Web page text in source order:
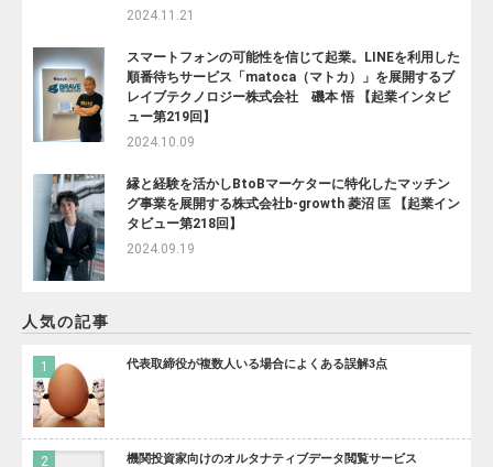
2024.11.21
スマートフォンの可能性を信じて起業。LINEを利用した
順番待ちサービス「matoca（マトカ）」を展開するブ
レイブテクノロジー株式会社 磯本 悟 【起業インタビ
ュー第219回】
2024.10.09
縁と経験を活かしBtoBマーケターに特化したマッチン
グ事業を展開する株式会社b-growth 菱沼 匡 【起業イン
タビュー第218回】
2024.09.19
人気の記事
代表取締役が複数人いる場合によくある誤解3点
機関投資家向けのオルタナティブデータ閲覧サービス